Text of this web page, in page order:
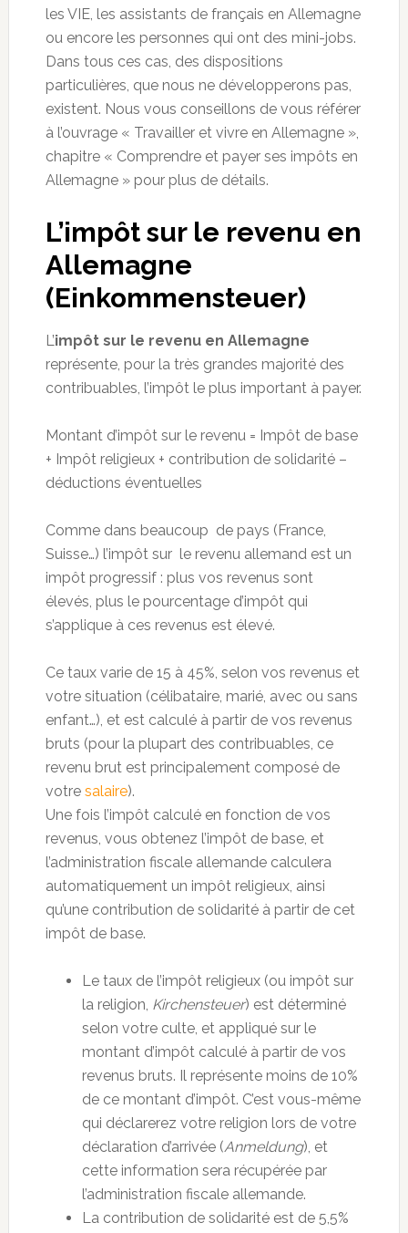
les VIE, les assistants de français en Allemagne
ou encore les personnes qui ont des mini-jobs.
Dans tous ces cas, des dispositions
particulières, que nous ne développerons pas,
existent. Nous vous conseillons de vous référer
à l’ouvrage « Travailler et vivre en Allemagne »,
chapitre « Comprendre et payer ses impôts en
Allemagne » pour plus de détails.
L’impôt sur le revenu en
Allemagne
(Einkommensteuer)
L’impôt sur le revenu en Allemagne
représente, pour la très grandes majorité des
contribuables, l’impôt le plus important à payer.
Montant d’impôt sur le revenu = Impôt de base
+ Impôt religieux + contribution de solidarité –
déductions éventuelles
Comme dans beaucoup de pays (France,
Suisse…) l’impôt sur le revenu allemand est un
impôt progressif : plus vos revenus sont
élevés, plus le pourcentage d’impôt qui
s’applique à ces revenus est élevé.
Ce taux varie de 15 à 45%, selon vos revenus et
votre situation (célibataire, marié, avec ou sans
enfant…), et est calculé à partir de vos revenus
bruts (pour la plupart des contribuables, ce
revenu brut est principalement composé de
votre salaire).
Une fois l’impôt calculé en fonction de vos
revenus, vous obtenez l’impôt de base, et
l’administration fiscale allemande calculera
automatiquement un impôt religieux, ainsi
qu’une contribution de solidarité à partir de cet
impôt de base.
Le taux de l’impôt religieux (ou impôt sur
la religion, Kirchensteuer) est déterminé
selon votre culte, et appliqué sur le
montant d’impôt calculé à partir de vos
revenus bruts. Il représente moins de 10%
de ce montant d’impôt. C’est vous-même
qui déclarerez votre religion lors de votre
déclaration d’arrivée (Anmeldung), et
cette information sera récupérée par
l’administration fiscale allemande.
La contribution de solidarité est de 5,5%